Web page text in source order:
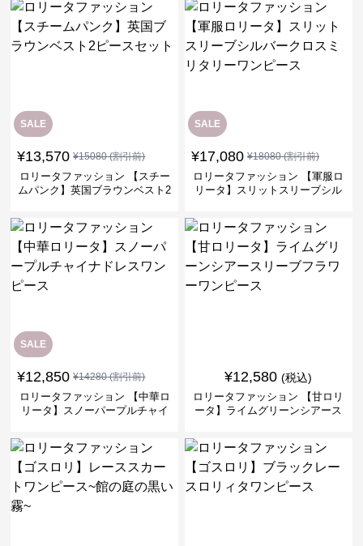
SALE
¥13,570 ¥15080(割引前)
ロリータファッション 【スチー
ムパンク】英国ブラウンベスト2
SALE
¥17,080 ¥18080(割引前)
ロリータファッション 【軍服ロ
リータ】スリットスリーブシル
SALE
¥12,850 ¥14280(割引前)
ロリータファッション 【中華ロ
リータ】スノーパープルチャイ
¥12,580 (税込)
ロリータファッション 【甘ロリ
ータ】ライムグリーンシアース